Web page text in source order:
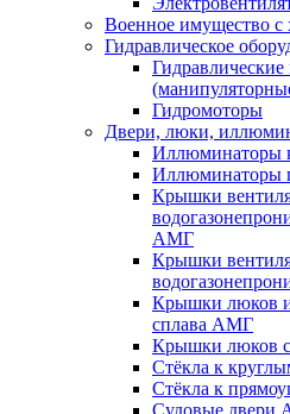
Военное имущество с
Гидравлическое
Гидромоторы
Двери, люки,
Иллюминаторы
Иллюминаторы
Крышки
АМГ
Крышки
Крышки люков
сплава АМГ
Крышки люков
Стёкла к
Стёкла к
Судовые двери